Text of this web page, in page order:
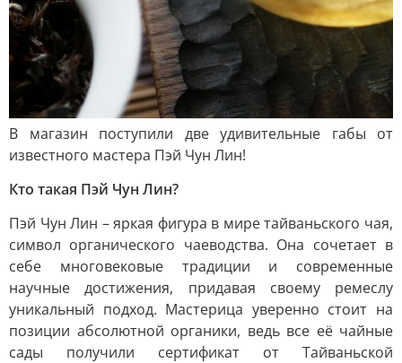
В магазин поступили две удивительные габы от
известного мастера Пэй Чун Лин!
Кто такая Пэй Чун Лин?
Пэй Чун Лин – яркая фигура в мире тайваньского чая,
символ органического чаеводства. Она сочетает в
себе многовековые традиции и современные
научные достижения, придавая своему ремеслу
уникальный подход. Мастерица уверенно стоит на
позиции абсолютной органики, ведь все её чайные
сады получили сертификат от Тайваньской